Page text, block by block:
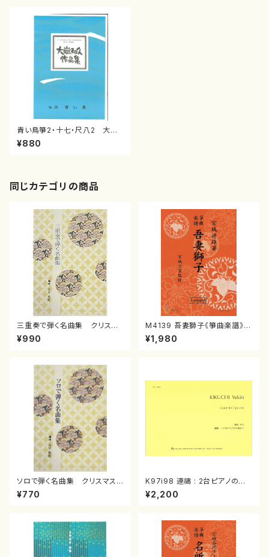
青い鳥箏2・十七・尺八2 大
嶽 和久
¥880
同じカテゴリの商品
三重奏で弾く名曲集 クリスマ
スメドレー( 箏2/大平光美 編
曲/楽譜）
¥990
M4139 吾妻獅子《箏曲楽譜》
（箏/宮城道雄著・宮城宗家監修/
箏曲古典楽譜）
¥1,980
ソロで弾く名曲集 クリスマス・
イブ／恋人がサンタクロース(
箏独奏 /大平光美 編曲/楽
¥770
K97i98 連禱 : 2台ピアノのた
めの（2 Pianos / 菊池 幸夫 /
楽譜）
¥2,200